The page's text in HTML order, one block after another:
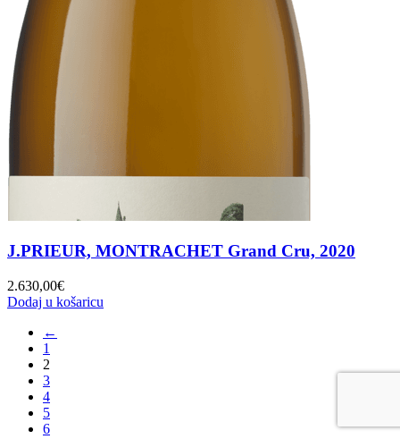
J.PRIEUR, MONTRACHET Grand Cru, 2020
2.630,00€
Dodaj u košaricu
←
1
2
3
4
5
6